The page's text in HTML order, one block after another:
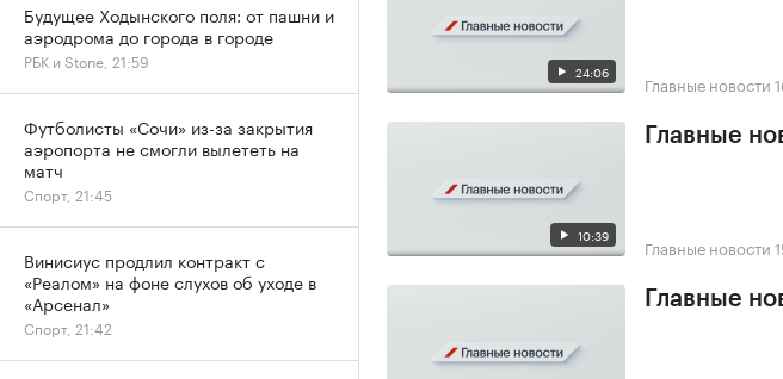
24:06 Главные новости
10:39
Главные
Главные новости
Главные
Будущее Ходынского поля: от пашни и
аэродрома до города в городе
РБК и Stone, 21:59
Футболисты «Сочи» из-за закрытия
аэропорта не смогли вылететь на
матч
Спорт, 21:45
Винисиус продлил контракт с
«Реалом» на фоне слухов об уходе в
«Арсенал»
Спорт, 21:42